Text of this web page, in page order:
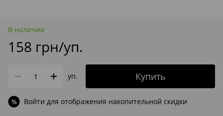
В наличии
158 грн/уп.
уп. Купить
% Войти для отображения накопительной скидки